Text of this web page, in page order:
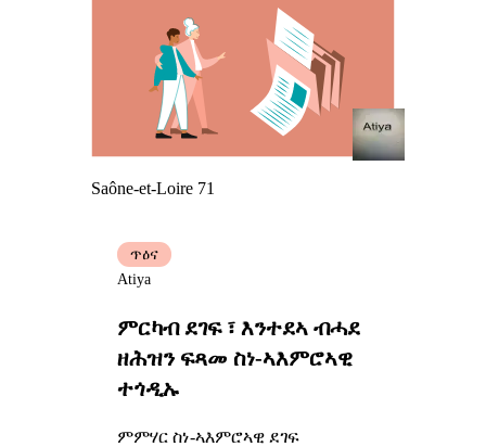
Saône-et-Loire 71
ምርካብ ደገፍ ፣ እንተደኣ ብሓደ
ዘሕዝን ፍጻመ ስነ-ኣእምሮኣዊ
ተጎዲኡ
ምምሃር ስነ-ኣእምሮኣዊ ደገፍ
ጥዕና
Atiya